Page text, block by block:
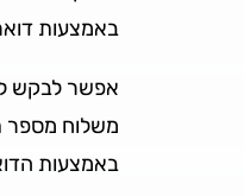
באמצעות
אפשר לבקש
משלוח מספר
באמצעות